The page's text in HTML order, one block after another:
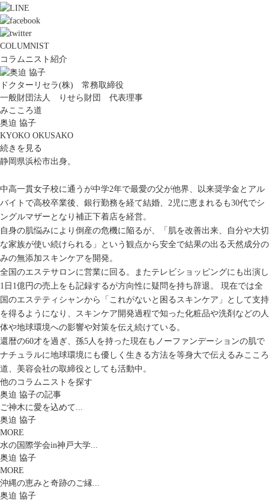
COLUMNIST
コラムニスト紹介
ドクターリセラ(株) 常務取締役
一般財団法人 りせら財団 代表理事
みこころ道
奥迫 協子
KYOKO OKUSAKO
続きを見る
静岡県浜松市出身。
中高一貫女子校に通うが中学2年で最愛の父が他界、以来奨学金とアル
バイトで高校卒業後、銀行勤務を経て結婚、2児に恵まれるも30代でシ
ングルマザーとなり補正下着店を経営。
自身の肌悩みにより倒産の危機に陥るが、「肌を改善出来、自分や大切
な家族が使い続けられる」という観点から安全で結果の出る天然成分の
みの無添加スキンケアを開発。
全国のエステサロンに営業に回る。またテレビショッピングにも出演し
1日1億円の売上をも記録するが方向性に疑問を持ち辞退。 現在では全
国のエステティシャンから「これがないと困るスキンケア」として支持
を得るようになり、スキンケア開発過程で知った化粧品や洗剤などの人
体や地球環境への影響や対策を伝え続けている。
還暦の60才を過ぎ、孫5人を持った現在もノーファンデーションの肌で
ナチュラルに地球環境にも優しく生きる方法を等身大で伝えるみこころ
道、美容会社の取締役としても活動中。
他のコラムニストを探す
奥迫 協子の記事
ご神木に愛を込めて...
奥迫 協子
MORE
水の国際学会in神戸大学...
奥迫 協子
MORE
沖縄の恵みと奇跡のご縁...
奥迫 協子